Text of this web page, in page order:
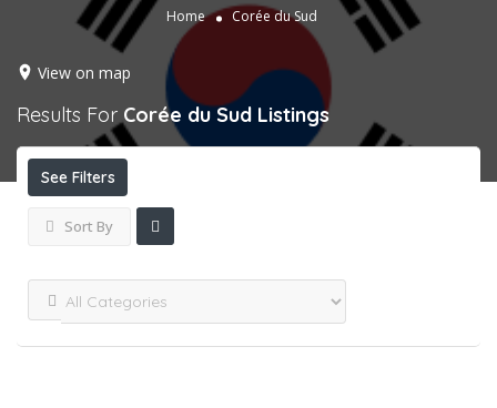
Home Corée du Sud
View on map
Results For Corée du Sud Listings
See Filters
Sort By